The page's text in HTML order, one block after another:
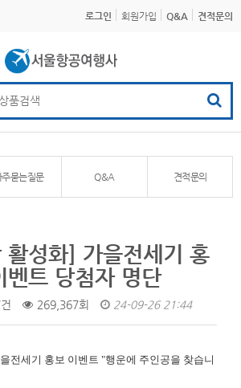
로그인 회원가입 Q&A 견적문의
주묻는질문 Q&A 견적문의
활성화] 가을전세기 홍
벤트 당첨자 명단
269,367회 24-09-26 21:44
전세기 홍보 이벤트 "행운에 주인공을 찾습니